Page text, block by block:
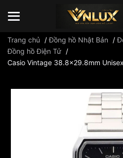
Đồng hồ casio đồng hồ G-Shock
Trang chủ /Đồng hồ Nhật Bản /
Đồng hồ Điện Tử /
Casio Vintage 38.8x29.8mm